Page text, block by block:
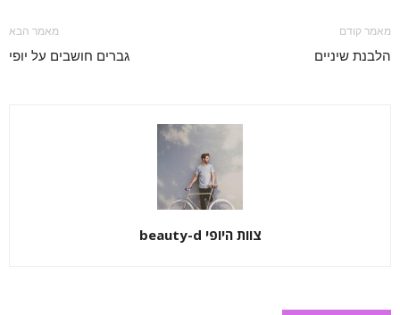
מאמר קודם
הלבנת שיניים
מאמר הבא
גברים חושבים על יופי
צוות היופי beauty-d